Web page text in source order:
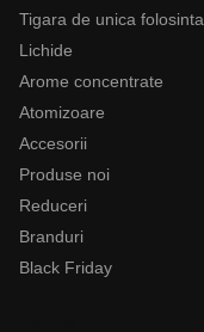
Tigara de unica folosinta
Lichide
Arome concentrate
Atomizoare
Accesorii
Produse noi
Reduceri
Branduri
Black Friday